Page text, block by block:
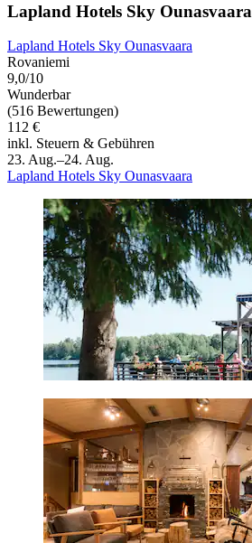
Lapland Hotels Sky Ounasvaara
Lapland Hotels Sky Ounasvaara
Rovaniemi
9,0/10
Wunderbar
(516 Bewertungen)
112 €
inkl. Steuern & Gebühren
23. Aug.–24. Aug.
Lapland Hotels Sky Ounasvaara